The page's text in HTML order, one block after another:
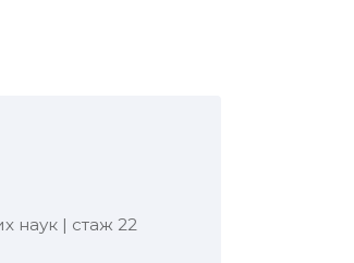
наук | стаж 22